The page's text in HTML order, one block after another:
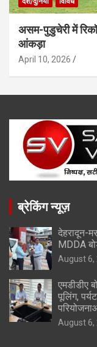
असम-पुडुचेरी में
आंकड़ा
April 10, 2026
ब्रेकिंग न्यूज़
देहरादून-
MDDA
August 6,
एमडीडीए
पूलिंग,
August 6,